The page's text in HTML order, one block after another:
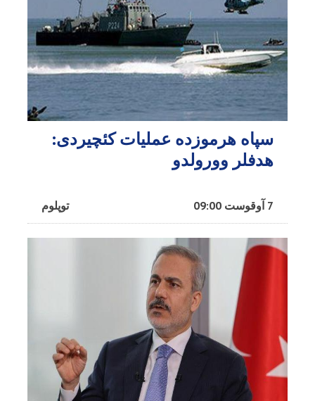
سپاه هرموزده عملیات کئچیردی:
هدفلر وورولدو
توپلوم 7 آوقوست 09:00